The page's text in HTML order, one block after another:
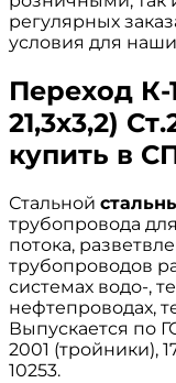
регулярных
условия для
Переход К-
21,3х3,2)
купить в
Стальной
трубопровода
потока,
трубопроводов
системах водо-,
нефтепроводах,
Выпускается по
2001 (тройники),
10253.